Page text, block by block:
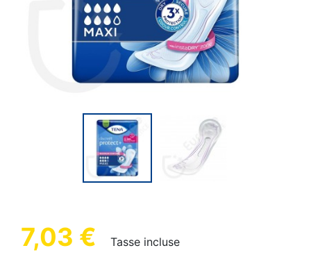
7,03 € Tasse incluse